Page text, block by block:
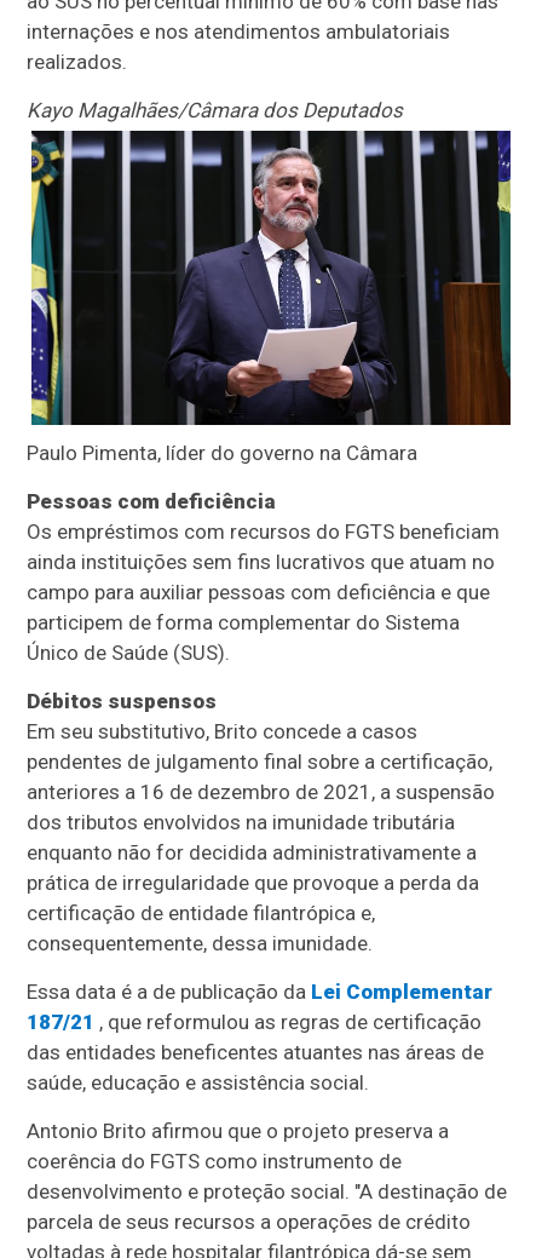
internações e nos atendimentos ambulatoriais
realizados.
Kayo Magalhães/Câmara dos Deputados
Paulo Pimenta, líder do governo na Câmara
Pessoas com deficiência
Os empréstimos com recursos do FGTS beneficiam
ainda instituições sem fins lucrativos que atuam no
campo para auxiliar pessoas com deficiência e que
participem de forma complementar do Sistema
Único de Saúde (SUS).
Débitos suspensos
Em seu substitutivo, Brito concede a casos
pendentes de julgamento final sobre a certificação,
anteriores a 16 de dezembro de 2021, a suspensão
dos tributos envolvidos na imunidade tributária
enquanto não for decidida administrativamente a
prática de irregularidade que provoque a perda da
certificação de entidade filantrópica e,
consequentemente, dessa imunidade.
Essa data é a de publicação da Lei Complementar
187/21 , que reformulou as regras de certificação
das entidades beneficentes atuantes nas áreas de
saúde, educação e assistência social.
Antonio Brito afirmou que o projeto preserva a
coerência do FGTS como instrumento de
desenvolvimento e proteção social. "A destinação de
parcela de seus recursos a operações de crédito
voltadas à rede hospitalar filantrópica dá-se sem